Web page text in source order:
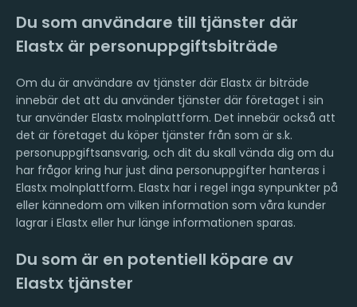
Du som användare till tjänster där
Elastx är personuppgiftsbiträde
Om du är användare av tjänster där Elastx är biträde
innebär det att du använder tjänster där företaget i sin
tur använder Elastx molnplattform. Det innebär också att
det är företaget du köper tjänster från som är s.k.
personuppgiftsansvarig, och dit du skall vända dig om du
har frågor kring hur just dina personuppgifter hanteras i
Elastx molnplattform. Elastx har i regel inga synpunkter på
eller kännedom om vilken information som våra kunder
lagrar i Elastx eller hur länge informationen sparas.
Du som är en potentiell köpare av
Elastx tjänster